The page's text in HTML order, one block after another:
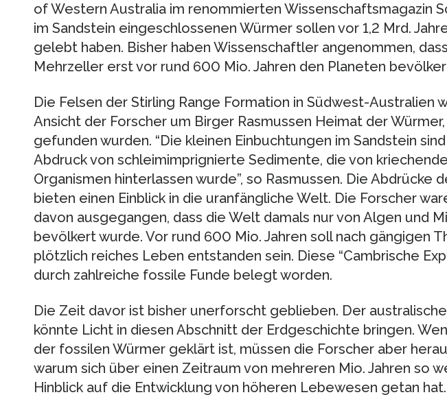
of Western Australia im renommierten Wissenschaftsmagazin
im Sandstein eingeschlossenen Würmer sollen vor 1,2 Mrd.
gelebt haben. Bisher haben Wissenschaftler angenommen,
Mehrzeller erst vor rund 600 Mio. Jahren den Planeten
Die Felsen der Stirling Range Formation in Südwest-Australien
Ansicht der Forscher um Birger Rasmussen Heimat der
gefunden wurden. “Die kleinen Einbuchtungen im Sandstein
Abdruck von schleimimprignierte Sedimente, die von
Organismen hinterlassen wurde”, so Rasmussen. Die Abdrücke
bieten einen Einblick in die uranfängliche Welt. Die Forscher
davon ausgegangen, dass die Welt damals nur von Algen und
bevölkert wurde. Vor rund 600 Mio. Jahren soll nach gängigen
plötzlich reiches Leben entstanden sein. Diese “Cambrische
durch zahlreiche fossile Funde belegt worden.
Die Zeit davor ist bisher unerforscht geblieben. Der
könnte Licht in diesen Abschnitt der Erdgeschichte bringen.
der fossilen Würmer geklärt ist, müssen die Forscher aber
warum sich über einen Zeitraum von mehreren Mio. Jahren so
Hinblick auf die Entwicklung von höheren Lebewesen getan hat.